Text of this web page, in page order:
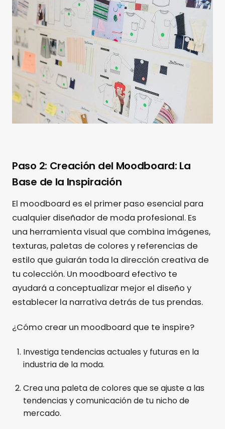
Paso 2: Creación del Moodboard: La
Base de la Inspiración
El moodboard es el primer paso esencial para
cualquier diseñador de moda profesional. Es
una herramienta visual que combina imágenes,
texturas, paletas de colores y referencias de
estilo que guiarán toda la dirección creativa de
tu colección. Un moodboard efectivo te
ayudará a conceptualizar mejor el diseño y
establecer la narrativa detrás de tus prendas.
¿Cómo crear un moodboard que te inspire?
Investiga tendencias actuales y futuras en la
industria de la moda.
Crea una paleta de colores que se ajuste a las
tendencias y comunicación de tu nicho de
mercado.